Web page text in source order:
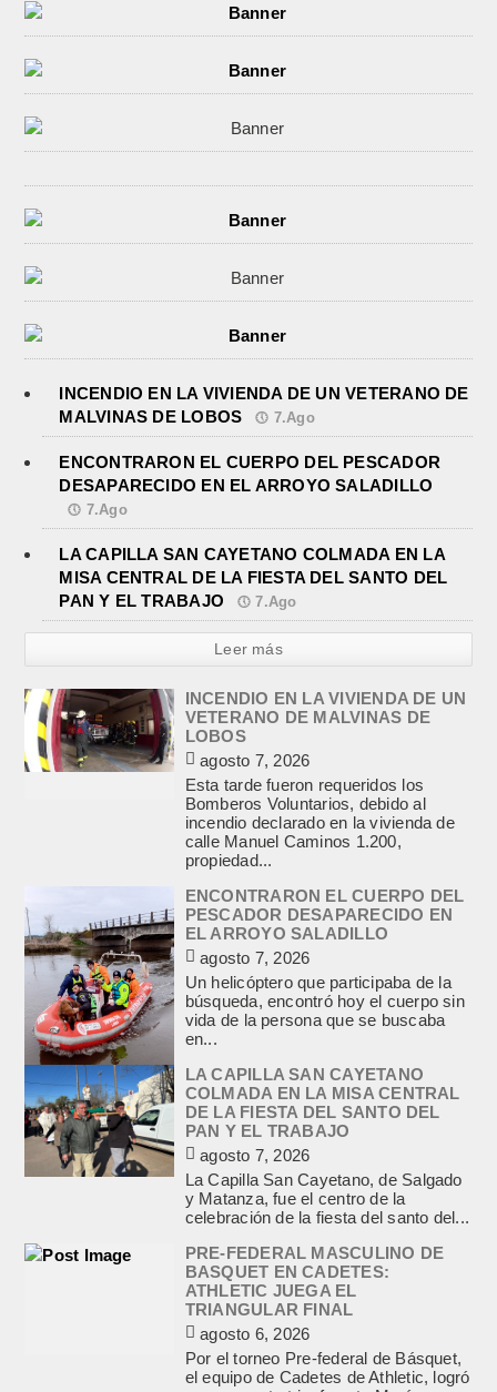
INCENDIO EN LA VIVIENDA DE UN VETERANO DE
MALVINAS DE LOBOS
7.Ago
ENCONTRARON EL CUERPO DEL PESCADOR
DESAPARECIDO EN EL ARROYO SALADILLO
7.Ago
LA CAPILLA SAN CAYETANO COLMADA EN LA
MISA CENTRAL DE LA FIESTA DEL SANTO DEL
PAN Y EL TRABAJO
7.Ago
Leer más
INCENDIO EN LA VIVIENDA DE UN
VETERANO DE MALVINAS DE
LOBOS
agosto 7, 2026
Esta tarde fueron requeridos los
Bomberos Voluntarios, debido al
incendio declarado en la vivienda de
calle Manuel Caminos 1.200,
propiedad...
ENCONTRARON EL CUERPO DEL
PESCADOR DESAPARECIDO EN
EL ARROYO SALADILLO
agosto 7, 2026
Un helicóptero que participaba de la
búsqueda, encontró hoy el cuerpo sin
vida de la persona que se buscaba
en...
LA CAPILLA SAN CAYETANO
COLMADA EN LA MISA CENTRAL
DE LA FIESTA DEL SANTO DEL
PAN Y EL TRABAJO
agosto 7, 2026
La Capilla San Cayetano, de Salgado
y Matanza, fue el centro de la
celebración de la fiesta del santo del...
PRE-FEDERAL MASCULINO DE
BASQUET EN CADETES:
ATHLETIC JUEGA EL
TRIANGULAR FINAL
agosto 6, 2026
Por el torneo Pre-federal de Básquet,
el equipo de Cadetes de Athletic, logró